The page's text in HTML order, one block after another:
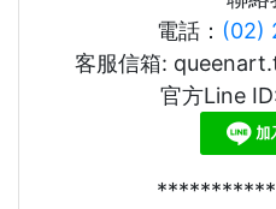
電話： (02)
客服信箱:
官方Line